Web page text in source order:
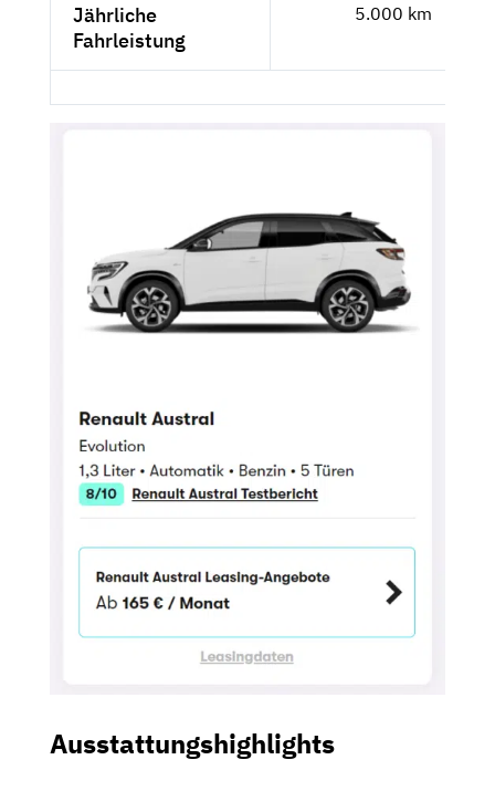
Jährliche
Fahrleistung
5.000 km
Ausstattungshighlights